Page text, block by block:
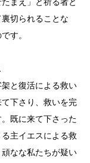
切られることな
す。
と復活による救い
下さり、救いを完
既に来て下さった
主イエスによる救
なな私たちが疑い